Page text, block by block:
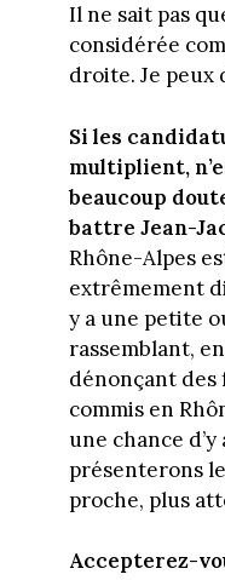
Il ne sait pas
considérée
droite. Je peux
Si les
multiplient,
beaucoup
battre Jean-
Rhône-Alpes
extrêmement
y a une petite
rassemblant,
dénonçant des
commis en
une chance
présenterons
proche, plus
Accepterez-